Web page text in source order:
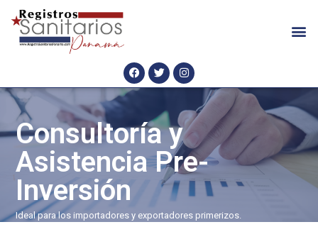
Consultoría y
Asistencia Pre-
Inversión
Ideal para los importadores y exportadores primerizos.